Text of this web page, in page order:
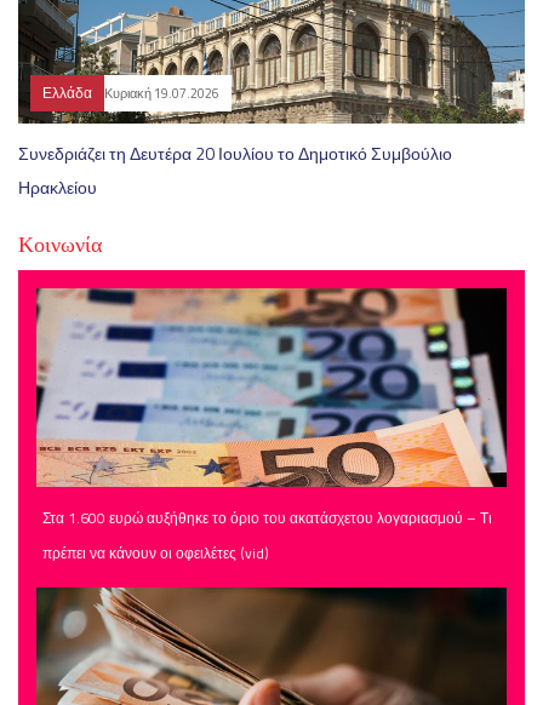
Ελλάδα Κυριακή 19.07.2026
Συνεδριάζει τη Δευτέρα 20 Ιουλίου το Δημοτικό Συμβούλιο
Ηρακλείου
Κοινωνία
Στα 1.600 ευρώ αυξήθηκε το όριο του ακατάσχετου λογαριασμού – Τι
πρέπει να κάνουν οι οφειλέτες (vid)